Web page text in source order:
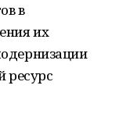
в
их
ресурс